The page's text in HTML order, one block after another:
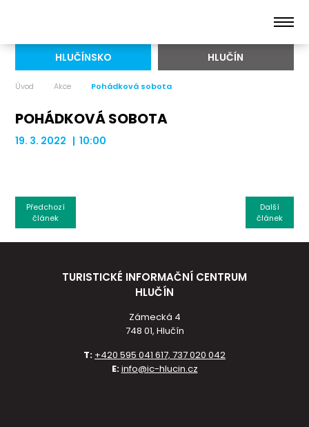
HLUČÍNSKO HLUČÍN
Úvod Akce Pohádková sobota
POHÁDKOVÁ SOBOTA
19. 3. 2022 | 10:00
Další
článek
Předchozí
článek
TURISTICKÉ INFORMAČNÍ CENTRUM
HLUČÍN
Zámecká 4
748 01, Hlučín
T: +420 595 041 617, 737 020 042
E:info@ic-hlucin.cz